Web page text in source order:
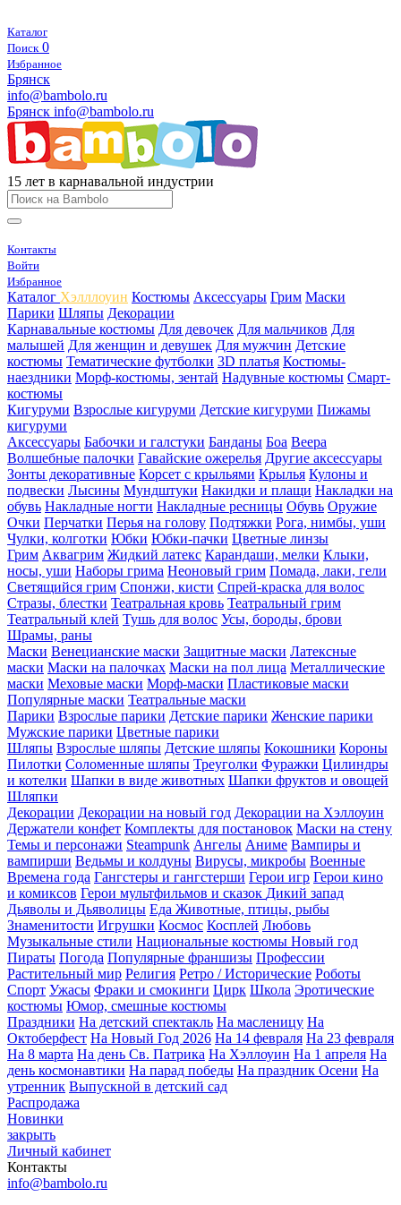
Каталог
Поиск 0
Избранное
Брянск
info@bambolo.ru
Брянск info@bambolo.ru
15 лет в карнавальной индустрии
Контакты
Войти
Избранное
Каталог Хэлллоуин Костюмы Аксессуары Грим Маски
Парики Шляпы Декорации
Карнавальные костюмы Для девочек Для мальчиков Для
малышей Для женщин и девушек Для мужчин Детские
костюмы Тематические футболки 3D платья Костюмы-
наездники Морф-костюмы, зентай Надувные костюмы Смарт-
костюмы
Кигуруми Взрослые кигуруми Детские кигуруми Пижамы
кигуруми
Аксессуары Бабочки и галстуки Банданы Боа Веера
Волшебные палочки Гавайские ожерелья Другие аксессуары
Зонты декоративные Корсет с крыльями Крылья Кулоны и
подвески Лысины Мундштуки Накидки и плащи Накладки на
обувь Накладные ногти Накладные ресницы Обувь Оружие
Очки Перчатки Перья на голову Подтяжки Рога, нимбы, уши
Чулки, колготки Юбки Юбки-пачки Цветные линзы
Грим Аквагрим Жидкий латекс Карандаши, мелки Клыки,
носы, уши Наборы грима Неоновый грим Помада, лаки, гели
Светящийся грим Спонжи, кисти Спрей-краска для волос
Стразы, блестки Театральная кровь Театральный грим
Театральный клей Тушь для волос Усы, бороды, брови
Шрамы, раны
Маски Венецианские маски Защитные маски Латексные
маски Маски на палочках Маски на пол лица Металлические
маски Меховые маски Морф-маски Пластиковые маски
Популярные маски Театральные маски
Парики Взрослые парики Детские парики Женские парики
Мужские парики Цветные парики
Шляпы Взрослые шляпы Детские шляпы Кокошники Короны
Пилотки Соломенные шляпы Треуголки Фуражки Цилиндры
и котелки Шапки в виде животных Шапки фруктов и овощей
Шляпки
Декорации Декорации на новый год Декорации на Хэллоуин
Держатели конфет Комплекты для постановок Маски на стену
Темы и персонажи Steampunk Ангелы Аниме Вампиры и
вампирши Ведьмы и колдуны Вирусы, микробы Военные
Времена года Гангстеры и гангстерши Герои игр Герои кино
и комиксов Герои мультфильмов и сказок Дикий запад
Дьяволы и Дьяволицы Еда Животные, птицы, рыбы
Знаменитости Игрушки Космос Косплей Любовь
Музыкальные стили Национальные костюмы Новый год
Пираты Погода Популярные франшизы Профессии
Растительный мир Религия Ретро / Исторические Роботы
Спорт Ужасы Фраки и смокинги Цирк Школа Эротические
костюмы Юмор, смешные костюмы
Праздники На детский спектакль На масленицу На
Октоберфест На Новый Год 2026 На 14 февраля На 23 февраля
На 8 марта На день Св. Патрика На Хэллоуин На 1 апреля На
день космонавтики На парад победы На праздник Осени На
утренник Выпускной в детский сад
Распродажа
Новинки
закрыть
Личный кабинет
Контакты
info@bambolo.ru